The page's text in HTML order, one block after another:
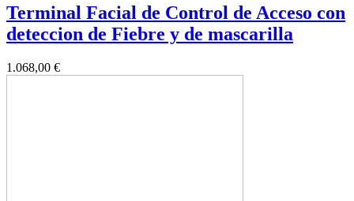
Terminal Facial de Control de Acceso con
deteccion de Fiebre y de mascarilla
1.068,00 €